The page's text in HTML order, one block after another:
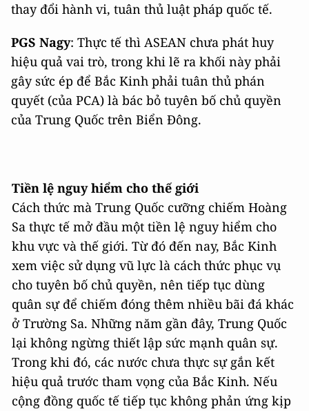
thay đổi hành vi, tuân thủ luật pháp quốc tế.
PGS Nagy: Thực tế thì ASEAN chưa phát huy
hiệu quả vai trò, trong khi lẽ ra khối này phải
gây sức ép để Bắc Kinh phải tuân thủ phán
quyết (của PCA) là bác bỏ tuyên bố chủ quyền
của Trung Quốc trên Biển Đông.
Tiền lệ nguy hiểm cho thế giới
Cách thức mà Trung Quốc cưỡng chiếm Hoàng
Sa thực tế mở đầu một tiền lệ nguy hiểm cho
khu vực và thế giới. Từ đó đến nay, Bắc Kinh
xem việc sử dụng vũ lực là cách thức phục vụ
cho tuyên bố chủ quyền, nên tiếp tục dùng
quân sự để chiếm đóng thêm nhiều bãi đá khác
ở Trường Sa. Những năm gần đây, Trung Quốc
lại không ngừng thiết lập sức mạnh quân sự.
Trong khi đó, các nước chưa thực sự gắn kết
hiệu quả trước tham vọng của Bắc Kinh. Nếu
cộng đồng quốc tế tiếp tục không phản ứng kịp